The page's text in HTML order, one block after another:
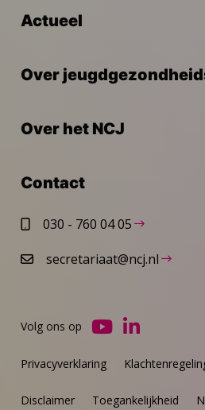
Actueel
Over
Over het NCJ
Contact
030 - 760 04 05
secretariaat@ncj.nl
Privacyverklaring
Disclaimer Toegankelijkheid
Volg ons op
Ga
YouTube
Ga
LinkedIn